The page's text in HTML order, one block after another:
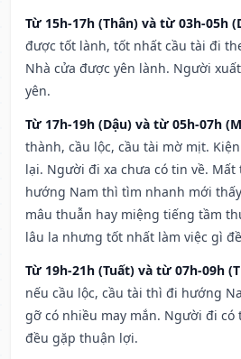
Từ 15h-17h (Thân) và từ 03h-05h
được tốt lành, tốt nhất cầu tài đi
Nhà cửa được yên lành. Người
yên.
Từ 17h-19h (Dậu) và từ 05h-07h
thành, cầu lộc, cầu tài mờ mịt.
lại. Người đi xa chưa có tin về.
hướng Nam thì tìm nhanh mới
mâu thuẫn hay miệng tiếng tầm
lâu la nhưng tốt nhất làm việc gì
Từ 19h-21h (Tuất) và từ 07h-09h
nếu cầu lộc, cầu tài thì đi hướng
gỡ có nhiều may mắn. Người đi có
đều gặp thuận lợi.